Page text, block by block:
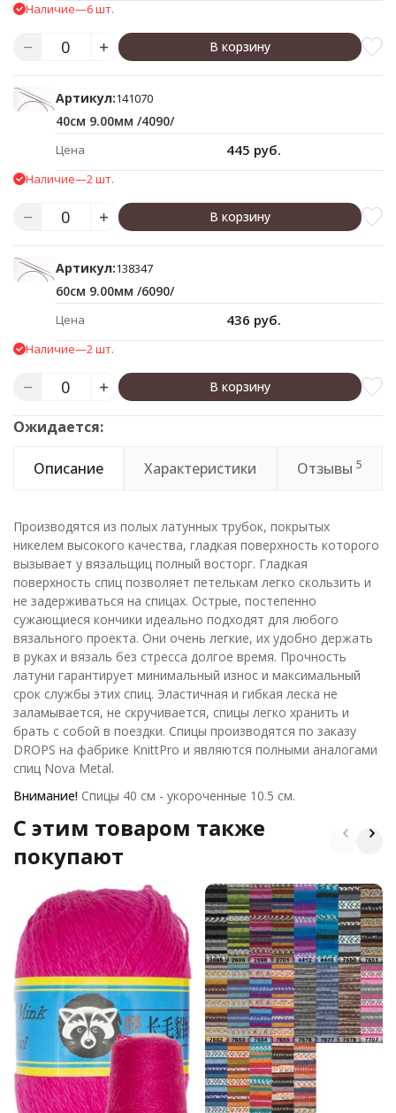
Наличие—6 шт.
В корзину
Артикул:141070
40см 9.00мм /4090/
Цена 445 руб.
Наличие—2 шт.
В корзину
Артикул:138347
60см 9.00мм /6090/
Цена 436 руб.
Наличие—2 шт.
В корзину
Ожидается:
Описание Характеристики Отзывы 5
Производятся из полых латунных трубок, покрытых
никелем высокого качества, гладкая поверхность которого
вызывает у вязальщиц полный восторг. Гладкая
поверхность спиц позволяет петелькам легко скользить и
не задерживаться на спицах. Острые, постепенно
сужающиеся кончики идеально подходят для любого
вязального проекта. Они очень легкие, их удобно держать
в руках и вязаль без стресса долгое время. Прочность
латуни гарантирует минимальный износ и максимальный
срок службы этих спиц. Эластичная и гибкая леска не
заламывается, не скручивается, спицы легко хранить и
брать с собой в поездки. Спицы производятся по заказу
DROPS на фабрике KnittPro и являются полными аналогами
спиц Nova Metal.
Внимание! Cпицы 40 см - укороченные 10.5 см.
C этим товаром также
покупают